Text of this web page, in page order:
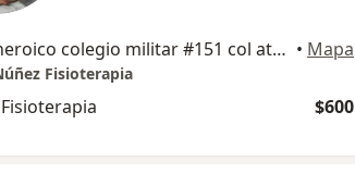
calle heroico colegio militar #151 col atasta , Villahermosa • Mapa
Fisioterapia
$600